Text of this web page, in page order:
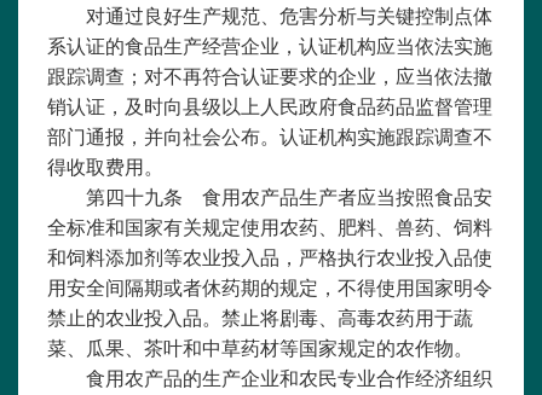
对通过良好生产规范、危害分析与关键控制点体
系认证的食品生产经营企业，认证机构应当依法实施
跟踪调查；对不再符合认证要求的企业，应当依法撤
销认证，及时向县级以上人民政府食品药品监督管理
部门通报，并向社会公布。认证机构实施跟踪调查不
得收取费用。
第四十九条 食用农产品生产者应当按照食品安
全标准和国家有关规定使用农药、肥料、兽药、饲料
和饲料添加剂等农业投入品，严格执行农业投入品使
用安全间隔期或者休药期的规定，不得使用国家明令
禁止的农业投入品。禁止将剧毒、高毒农药用于蔬
菜、瓜果、茶叶和中草药材等国家规定的农作物。
食用农产品的生产企业和农民专业合作经济组织